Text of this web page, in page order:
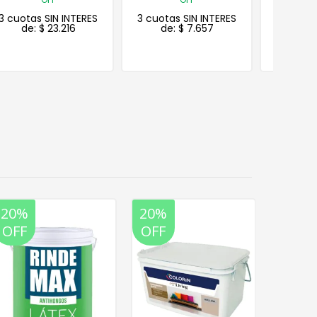
cuotas SIN INTERES
de:$ 7.657
3 cuotas SIN INTERES
de: $ 11.209
20%
OFF
20%
OFF